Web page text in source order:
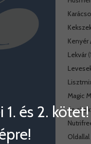
Lekvár
Magic
és
és 2. kötet!